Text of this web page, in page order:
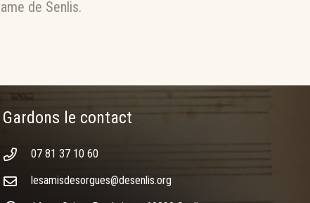
de Senlis.
Gardons le contact
07 81 37 10 60
lesamisdesorgues@desenlis.org